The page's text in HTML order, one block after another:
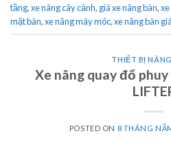
tầng,xe nâng cây cảnh, giá xe nâng bàn,
mặt bàn,xe nâng máy móc,xe nâng bàn
THIẾT BỊ
Xe nâng quay đổ
POSTED ON 8 THÁNG